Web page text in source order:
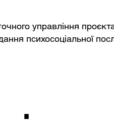
управління
психосоціальної